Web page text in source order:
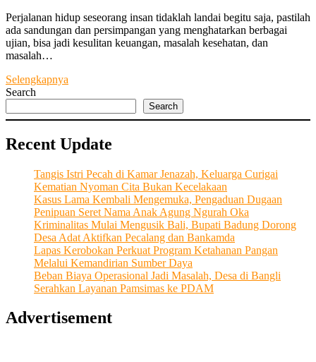
Perjalanan hidup seseorang insan tidaklah landai begitu saja, pastilah
ada sandungan dan persimpangan yang menghatarkan berbagai
ujian, bisa jadi kesulitan keuangan, masalah kesehatan, dan
masalah…
Selengkapnya
dan
Membangun
Semangat
Ekonomi
Kerakyatan
Melalui
“Koperasi
Tani
Asta
Kertha
Mandala”
Search
Search
Recent Update
Tangis Istri Pecah di Kamar Jenazah, Keluarga Curigai
Kematian Nyoman Cita Bukan Kecelakaan
Kasus Lama Kembali Mengemuka, Pengaduan Dugaan
Penipuan Seret Nama Anak Agung Ngurah Oka
Kriminalitas Mulai Mengusik Bali, Bupati Badung Dorong
Desa Adat Aktifkan Pecalang dan Bankamda
Lapas Kerobokan Perkuat Program Ketahanan Pangan
Melalui Kemandirian Sumber Daya
Beban Biaya Operasional Jadi Masalah, Desa di Bangli
Serahkan Layanan Pamsimas ke PDAM
Advertisement